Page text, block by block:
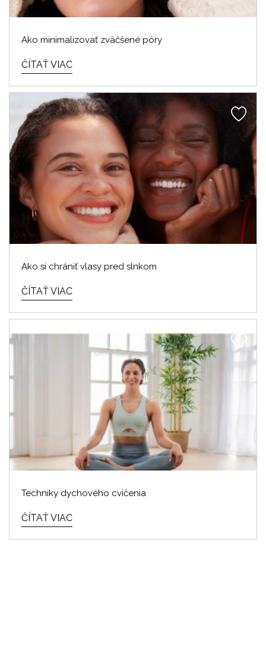
Ako minimalizovať zväčšené póry
ČÍTAŤ VIAC
Ako si chrániť vlasy pred slnkom
ČÍTAŤ VIAC
Techniky dychového cvičenia
ČÍTAŤ VIAC